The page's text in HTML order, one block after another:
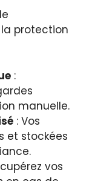
protection
:
manuelle.
: Vos
et stockées
vos